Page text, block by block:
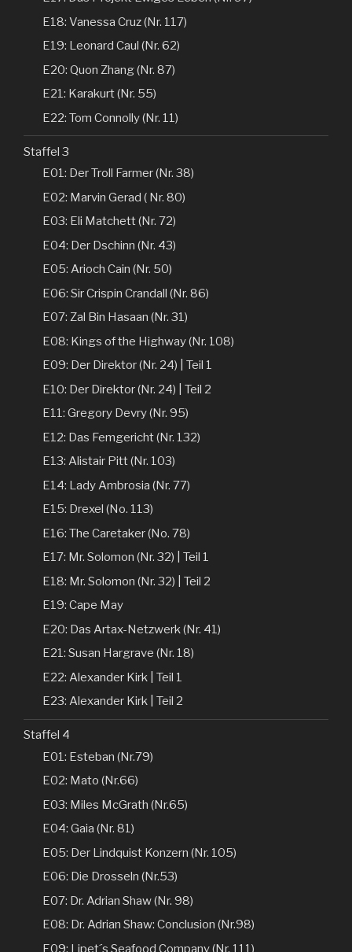
E18: Vanessa Cruz (Nr. 117)
E19: Leonard Caul (Nr. 62)
E20: Quon Zhang (Nr. 87)
E21: Karakurt (Nr. 55)
E22: Tom Connolly (Nr. 11)
Staffel 3
E01: Der Troll Farmer (Nr. 38)
E02: Marvin Gerad ( Nr. 80)
E03: Eli Matchett (Nr. 72)
E04: Der Dschinn (Nr. 43)
E05: Arioch Cain (Nr. 50)
E06: Sir Crispin Crandall (Nr. 86)
E07: Zal Bin Hasaan (Nr. 31)
E08: Kings of the Highway (Nr. 108)
E09: Der Direktor (Nr. 24) | Teil 1
E10: Der Direktor (Nr. 24) | Teil 2
E11: Gregory Devry (Nr. 95)
E12: Das Femgericht (Nr. 132)
E13: Alistair Pitt (Nr. 103)
E14: Lady Ambrosia (Nr. 77)
E15: Drexel (No. 113)
E16: The Caretaker (No. 78)
E17: Mr. Solomon (Nr. 32) | Teil 1
E18: Mr. Solomon (Nr. 32) | Teil 2
E19: Cape May
E20: Das Artax-Netzwerk (Nr. 41)
E21: Susan Hargrave (Nr. 18)
E22: Alexander Kirk | Teil 1
E23: Alexander Kirk | Teil 2
Staffel 4
E01: Esteban (Nr.79)
E02: Mato (Nr.66)
E03: Miles McGrath (Nr.65)
E04: Gaia (Nr. 81)
E05: Der Lindquist Konzern (Nr. 105)
E06: Die Drosseln (Nr.53)
E07: Dr. Adrian Shaw (Nr. 98)
E08: Dr. Adrian Shaw: Conclusion (Nr.98)
E09: Lipet´s Seafood Company (Nr. 111)